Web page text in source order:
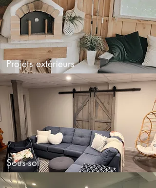
Projets extérieurs
Sous-sol